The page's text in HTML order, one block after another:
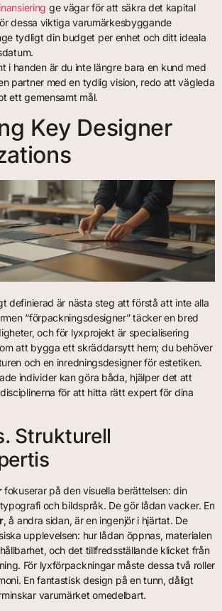
ge vägar för att säkra det kapital
dessa viktiga varumärkesbyggande
tydligt din budget per enhet och ditt ideala
i handen är du inte längre bara en kund med
partner med en tydlig vision, redo att vägleda
ett gemensamt mål.
Key Designer
definierad är nästa steg att förstå att inte alla
“förpackningsdesigner” täcker en bred
och för lyxprojekt är specialisering
att bygga ett skräddarsytt hem; du behöver
och en inredningsdesigner för estetiken.
individer kan göra båda, hjälper det att
för att hitta rätt expert för dina
Strukturell
fokuserar på den visuella berättelsen: din
och bildspråk. De gör lådan vacker. En
, å andra sidan, är en ingenjör i hjärtat. De
upplevelsen: hur lådan öppnas, materialen
och det tillfredsställande klicket från
För lyxförpackningar måste dessa två roller
En fantastisk design på en tunn, dåligt
varumärket omedelbart.